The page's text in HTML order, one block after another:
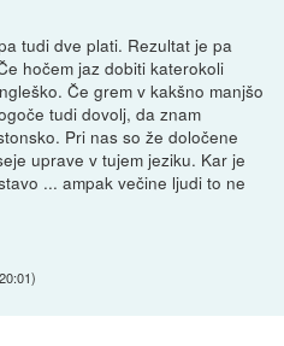
tudi dve plati. Rezultat je pa
hočem jaz dobiti katerokoli
Če grem v kakšno manjšo
tudi dovolj, da znam
Pri nas so že določene
uprave v tujem jeziku. Kar je
... ampak večine ljudi to ne
)